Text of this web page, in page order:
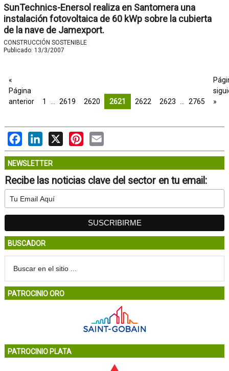
SunTechnics-Enersol realiza en Santomera una
instalación fotovoltaica de 60 kWp sobre la cubierta
de la nave de Jamexport.
CONSTRUCCIÓN SOSTENIBLE
Publicado: 13/3/2007
«
Página
anterior
1 2619 2620 2621 2622 2623 2765
»
FacebookLinkedIn
X PinterestEmail
NEWSLETTER
Recibe las noticias clave del sector en tu email:
BUSCADOR
PATROCINIO ORO
PATROCINIO PLATA